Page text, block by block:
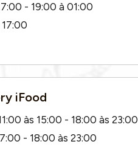
- 19:00 à 01:00
iFood
às 15:00 - 18:00 às 23:00
- 18:00 às 23:00